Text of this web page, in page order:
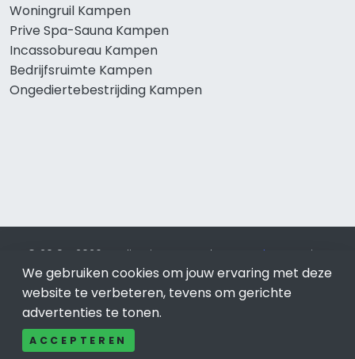
Woningruil Kampen
Prive Spa-Sauna Kampen
Incassobureau Kampen
Bedrijfsruimte Kampen
Ongediertebestrijding Kampen
© 2019 - 2026 Realisatie en SEO door SEO-bureau
Lion
Internet. Betaal alleen voor bewezen resultaten?SEO
optimalisatie No Cure No Pay .Kampenis onderdeel van Lion
Internet.
We gebruiken cookies om jouw ervaring met deze
website te verbeteren, tevens om gerichte
advertenties te tonen.
ACCEPTEREN